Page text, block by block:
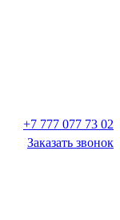
+7 777 077 73 02
Заказать звонок